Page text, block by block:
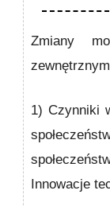
Zmiany
1) Czynniki
Innowacje